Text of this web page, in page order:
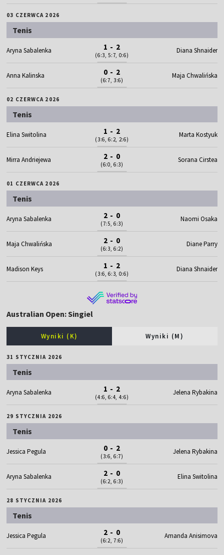
03 CZERWCA 2026
Tenis
Aryna Sabalenka 1 - 2
(6:3, 5:7, 0:6)
Diana Shnaider
Anna Kalinska 0 - 2
(6:7, 3:6)
Maja Chwalińska
02 CZERWCA 2026
Tenis
Elina Switolina 1 - 2
(3:6, 6:2, 2:6)
Marta Kostyuk
Mirra Andriejewa 2 - 0
(6:0, 6:3)
Sorana Cirstea
01 CZERWCA 2026
Tenis
Aryna Sabalenka 2 - 0
(7:5, 6:3)
Naomi Osaka
Maja Chwalińska 2 - 0
(6:3, 6:2)
Diane Parry
Madison Keys 1 - 2
(3:6, 6:3, 0:6)
Diana Shnaider
Australian Open: Singiel
Wyniki (K) Wyniki (M)
31 STYCZNIA 2026
Tenis
Aryna Sabalenka 1 - 2
(4:6, 6:4, 4:6)
Jelena Rybakina
29 STYCZNIA 2026
Tenis
Jessica Pegula 0 - 2
(3:6, 6:7)
Jelena Rybakina
Aryna Sabalenka 2 - 0
(6:2, 6:3)
Elina Switolina
28 STYCZNIA 2026
Tenis
Jessica Pegula 2 - 0
(6:2, 7:6)
Amanda Anisimova